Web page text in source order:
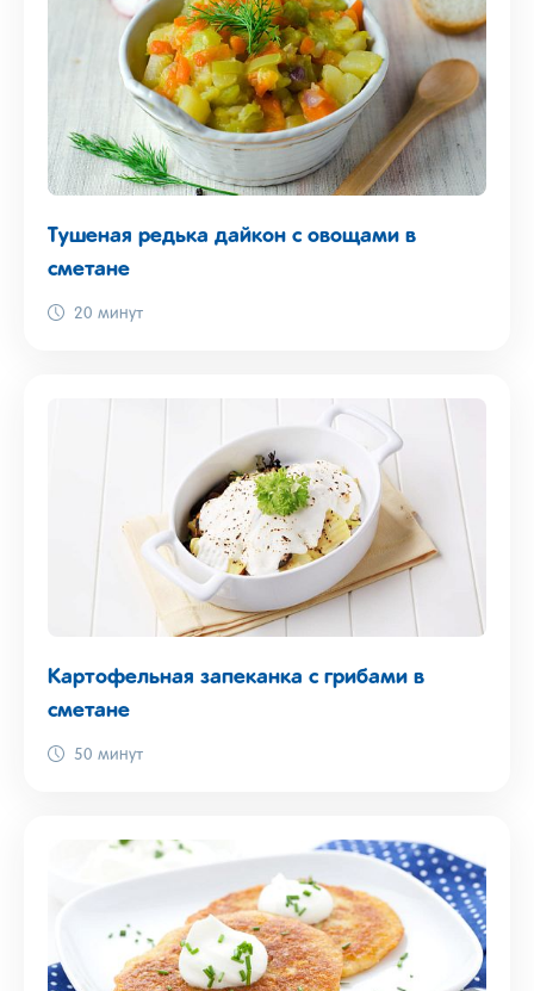
Тушеная редька дайкон с овощами в
сметане
20 минут
Картофельная запеканка с грибами в
сметане
50 минут